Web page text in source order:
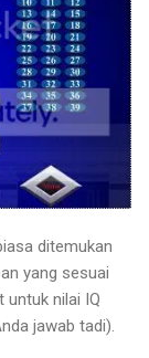
ditemukan
yang sesuai
untuk nilai IQ
jawab tadi).